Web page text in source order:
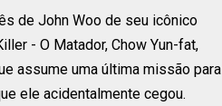
de John Woo de seu icônico
- O Matador, Chow Yun-fat,
assume uma última missão para
ele acidentalmente cegou.